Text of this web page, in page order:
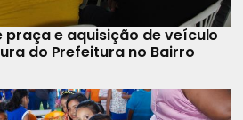
praça e aquisição de veículo
do Prefeitura no Bairro